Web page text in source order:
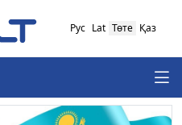
Қаз
Төте
Lat
Рус